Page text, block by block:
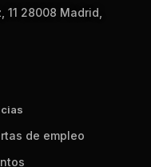
11 28008 Madrid,
de empleo